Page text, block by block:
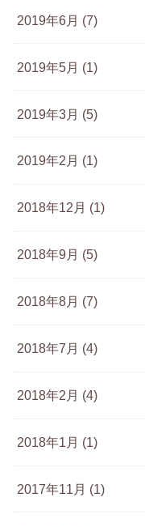
2019年6月 (7)
2019年5月 (1)
2019年3月 (5)
2019年2月 (1)
2018年12月 (1)
2018年9月 (5)
2018年8月 (7)
2018年7月 (4)
2018年2月 (4)
2018年1月 (1)
2017年11月 (1)